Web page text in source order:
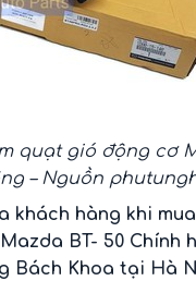
gió động cơ
– Nguồn
khách hàng khi
BT- 50 Chính
Bách Khoa tại Hà